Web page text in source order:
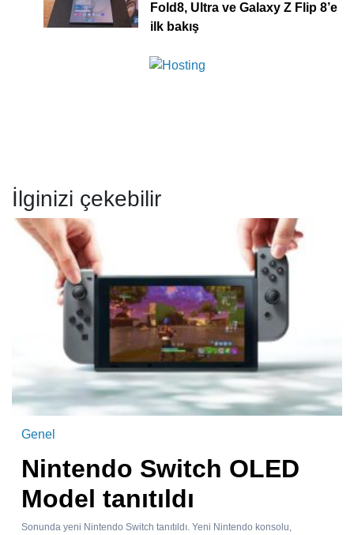
Fold8, Ultra ve Galaxy Z Flip 8’e
ilk bakış
İlginizi çekebilir
Genel
Nintendo Switch OLED
Model tanıtıldı
Sonunda yeni Nintendo Switch tanıtıldı. Yeni Nintendo konsolu,